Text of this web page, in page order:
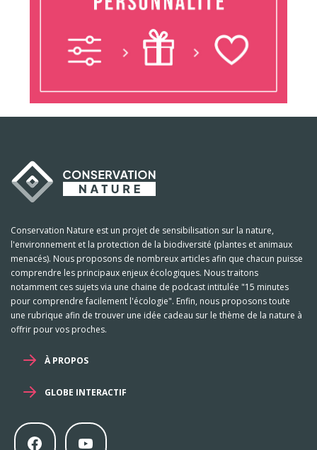
Conservation Nature est un projet de sensibilisation sur la nature,
l'environnement et la protection de la biodiversité (plantes et animaux
menacés). Nous proposons de nombreux articles afin que chacun puisse
comprendre les principaux enjeux écologiques. Nous traitons
notamment ces sujets via une chaine de podcast intitulée "15 minutes
pour comprendre facilement l'écologie". Enfin, nous proposons toute
une rubrique afin de trouver une idée cadeau sur le thème de la nature à
offrir pour vos proches.
À PROPOS
GLOBE INTERACTIF